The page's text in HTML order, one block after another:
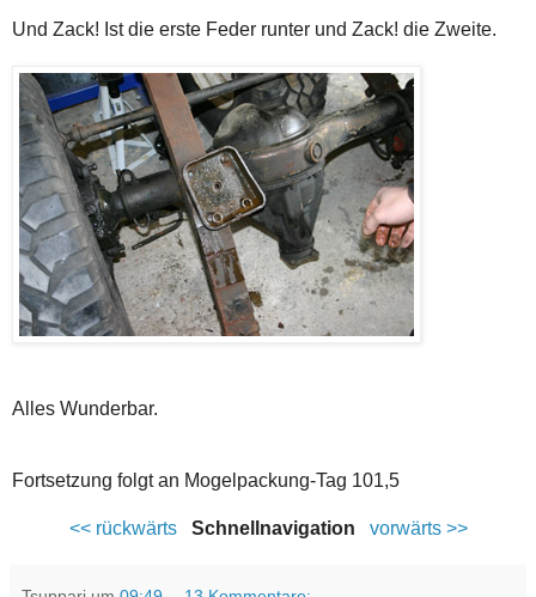
Und Zack! Ist die erste Feder runter und Zack! die Zweite.
Alles Wunderbar.
Fortsetzung folgt an Mogelpackung-Tag 101,5
<< rückwärtsSchnellnavigation vorwärts >>